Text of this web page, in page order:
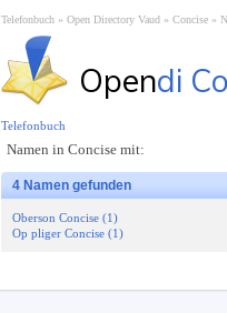
Telefonbuch Open Directory Vaud Concise
Opendi
Namen in Concise mit:
4 Namen gefunden
Oberson Concise (1)
Op pliger Concise (1)
Telefonbuch